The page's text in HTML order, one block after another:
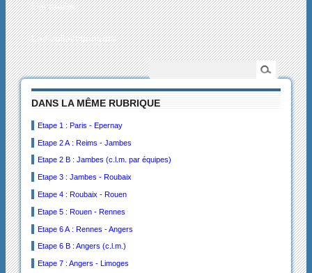
L’actualité
Les collectionneurs
DANS LA MÊME RUBRIQUE
Etape 1 : Paris - Epernay
Etape 2 A : Reims - Jambes
Etape 2 B : Jambes (c.l.m. par équipes)
Etape 3 : Jambes - Roubaix
Etape 4 : Roubaix - Rouen
Etape 5 : Rouen - Rennes
Etape 6 A : Rennes - Angers
Etape 6 B : Angers (c.l.m.)
Etape 7 : Angers - Limoges